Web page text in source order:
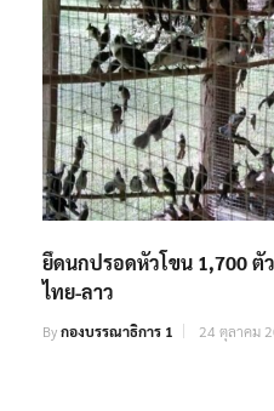
ยึดนกปรอดหัวโขน 1,700 ตั
ไทย-ลาว
Byกองบรรณาธิการ 1 24 ตุลาคม